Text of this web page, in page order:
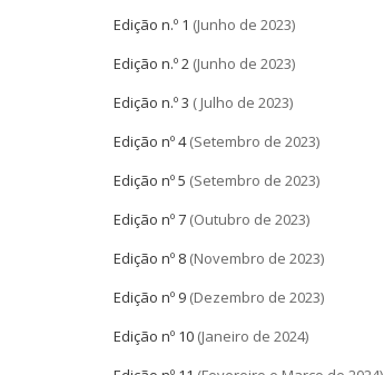
Edição n.º 1 (Junho de 2023)
Edição n.º 2 (Junho de 2023)
Edição n.º 3 ( Julho de 2023)
Edição nº 4(Setembro de 2023)
Edição nº 5 (Setembro de 2023)
Edição nº 7 (Outubro de 2023)
Edição nº 8 (Novembro de 2023)
Edição nº 9 (Dezembro de 2023)
Edição nº 10 (Janeiro de 2024)